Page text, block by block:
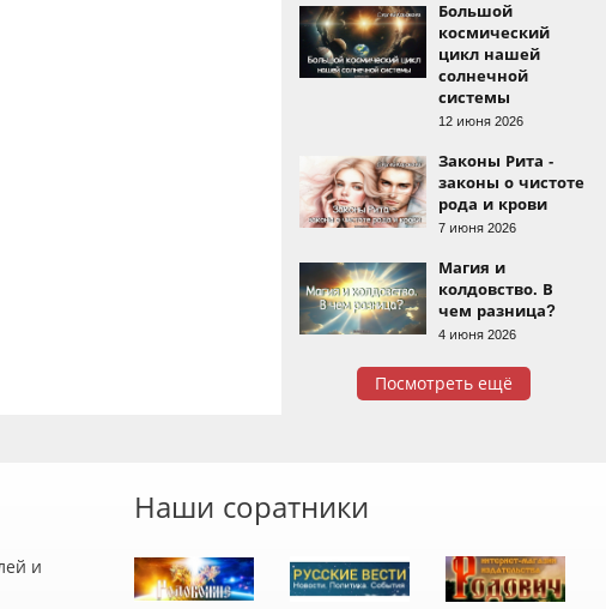
Большой
космический
цикл нашей
солнечной
системы
12 июня 2026
Законы Рита -
законы о чистоте
рода и крови
7 июня 2026
Магия и
колдовство. В
чем разница?
4 июня 2026
Посмотреть ещё
и
Наши соратники